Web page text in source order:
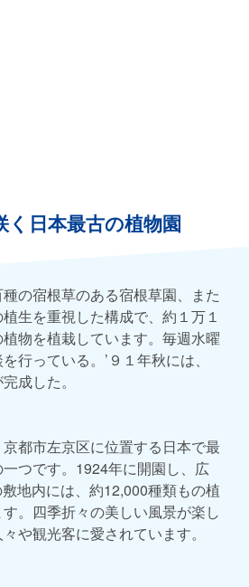
く日本最古の植物園
の宿根草のある宿根草園、また
生を重視した構成で、約１万１
物を植栽しています。毎週水曜
行っている。’９１年秋には、
成した。
京都市左京区に位置する日本で最
つです。1924年に開園し、広
地内には、約12,000種類もの植
。四季折々の美しい風景が楽し
や観光客に愛されています。